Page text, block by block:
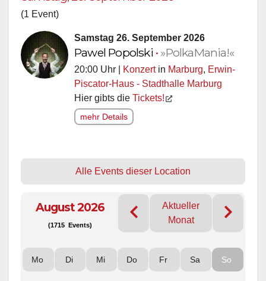
(1 Event)
Samstag 26. September 2026
Pawel Popolski • »PolkaMania!«
20:00 Uhr | Konzertin Marburg, Erwin-
Piscator-Haus - Stadthalle Marburg
Hier gibts die Tickets!
mehr Details
Alle Events dieser Location
August 2026
(1715 Events)
Aktueller
Monat
Mo Di Mi Do Fr Sa So